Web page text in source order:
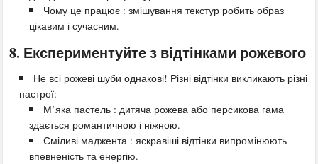
Чому це працює : змішування текстур робить образ
цікавим і сучасним.
8. Експериментуйте з відтінками рожевого
Не всі рожеві шуби однакові! Різні відтінки викликають різні
настрої:
М’яка пастель : дитяча рожева або персикова гама
здається романтичною і ніжною.
Сміливі маджента : яскравіші відтінки випромінюють
впевненість та енергію.